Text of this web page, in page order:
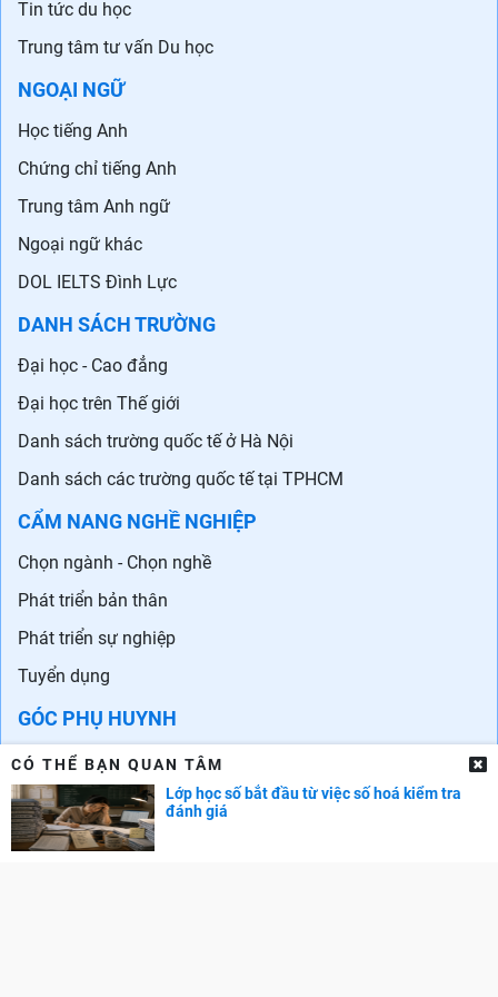
Tin tức du học
Trung tâm tư vấn Du học
NGOẠI NGỮ
Học tiếng Anh
Chứng chỉ tiếng Anh
Trung tâm Anh ngữ
Ngoại ngữ khác
DOL IELTS Đình Lực
DANH SÁCH TRƯỜNG
Đại học - Cao đẳng
Đại học trên Thế giới
Danh sách trường quốc tế ở Hà Nội
Danh sách các trường quốc tế tại TPHCM
CẨM NANG NGHỀ NGHIỆP
Chọn ngành - Chọn nghề
Phát triển bản thân
Phát triển sự nghiệp
Tuyển dụng
GÓC PHỤ HUYNH
Cẩm nang dạy trẻ
TRA CỨU ĐIỂM
Điểm chuẩn Đại học
CÓ THỂ BẠN QUAN TÂM
Lớp học số bắt đầu từ việc số hoá kiểm tra
đánh giá